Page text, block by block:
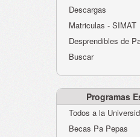
Despacho Secretaría
Evaluación desempeño
Humano-Cesantías
Descargas
Matriculas - SIMAT
Desprendibles de
Buscar
Programas
Todos a la
Becas Pa Pepas